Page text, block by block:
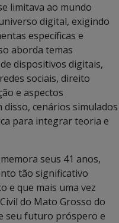
limitava ao mundo
digital, exigindo
específicas e
aborda temas
dispositivos digitais,
sociais, direito
e aspectos
cenários simulados
para integrar teoria e
seus 41 anos,
tão significativo
e que mais uma vez
do Mato Grosso do
seu futuro próspero e